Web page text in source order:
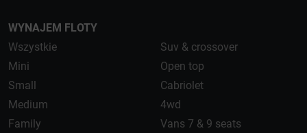
WYNAJEM FLOTY
Wszystkie
Mini
Small
Medium
Family
Suv & crossover
Open top
Cabriolet
4wd
Vans 7 & 9 seats